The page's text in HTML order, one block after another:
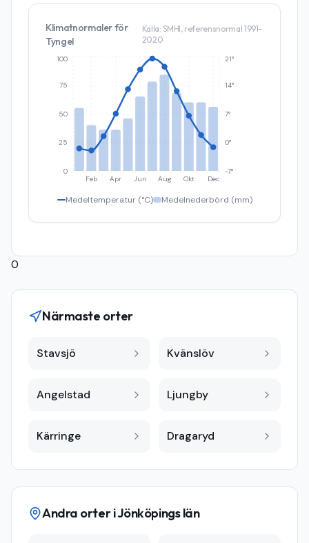
Klimatnormaler för
Tyngel
Källa: SMHI, referensnormal 1991–
2020
Feb Apr Jun Aug Okt Dec
0
25
50
75
100
-7°
0°
7°
14°
21°
Medeltemperatur (°C) Medelnederbörd (mm)
0
Närmaste orter
Stavsjö Kvänslöv
Angelstad Ljungby
Kärringe Dragaryd
Andra orter iJönköpings län